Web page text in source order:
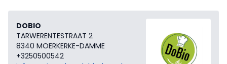
DOBIO
TARWERENTESTRAAT 2
8340 MOERKERKE-DAMME
+3250500542